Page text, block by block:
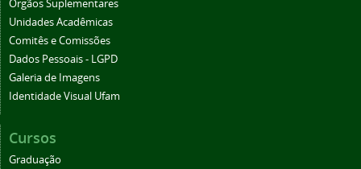
Órgãos Suplementares
Unidades Acadêmicas
Comitês e Comissões
Dados Pessoais - LGPD
Galeria de Imagens
Identidade Visual Ufam
Cursos
Graduação